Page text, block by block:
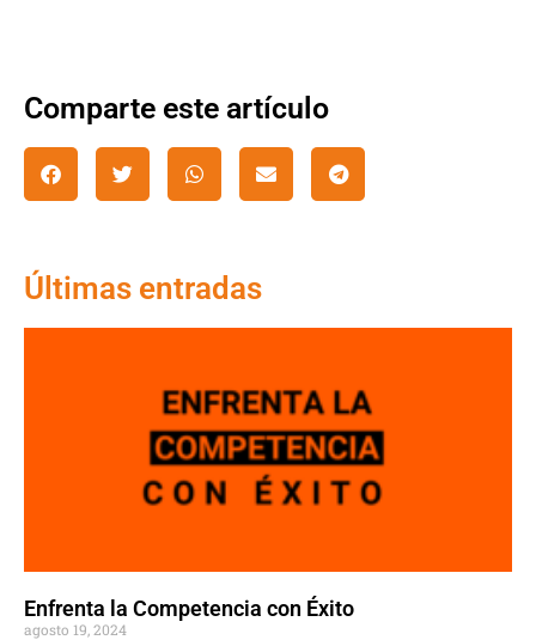
Comparte este artículo
Últimas entradas
Enfrenta la Competencia con Éxito
agosto 19, 2024